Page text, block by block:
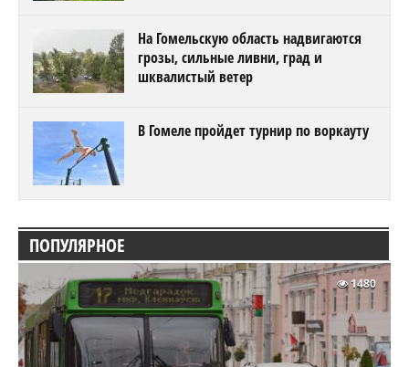
На Гомельскую область надвигаются
грозы, сильные ливни, град и
шквалистый ветер
В Гомеле пройдет турнир по воркауту
ПОПУЛЯРНОЕ
1480